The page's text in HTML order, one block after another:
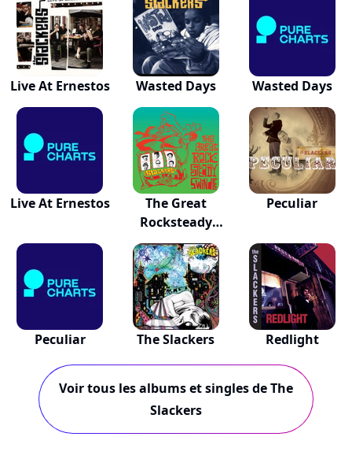
Live At Ernestos Wasted Days Wasted Days
Live At Ernestos
The Great
Rocksteady
Swindle
Peculiar
Peculiar The Slackers Redlight
Voir tous les albums et singles de The
Slackers